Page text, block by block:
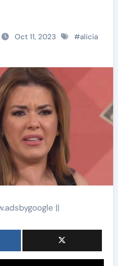
Oct 11, 2023 #alicia
||